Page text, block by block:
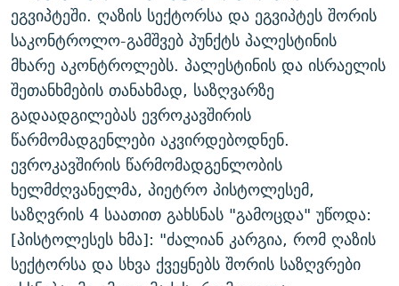
ᲨᲘᲜ - ᲣᲪᲮᲝᲔᲗᲨᲘ
ᲚᲘᲢᲔᲠᲐᲢᲣᲠᲣᲚᲘ ᲬᲐᲮᲜᲐᲒᲔᲑᲘ
ᲐᲛᲔᲠᲘᲙᲣᲚᲘ ᲛᲝᲗᲮᲠᲝᲑᲐ
ᲘᲛᲞᲔᲠᲘᲐ ᲓᲐ ᲠᲐᲓᲘᲝ
11 ᲬᲔᲚᲘ - 11 ᲐᲛᲑᲐᲕᲘ
ᲡᲐᲞᲐᲠᲚᲐᲛᲔᲜᲢᲝ ᲐᲠᲩᲔᲕᲜᲔᲑᲘᲡ ᲘᲡᲢᲝᲠᲘᲐ
ᲑᲐᲕᲨᲕᲔᲑᲘ ᲞᲠᲝᲡᲢᲘᲢᲣᲪᲘᲐᲨᲘ - ᲐᲛᲝᲣᲗᲥᲛᲔᲚᲘ ᲐᲛᲑᲐᲕᲘ
5 ᲐᲛᲑᲐᲕᲘ - 20 ᲘᲕᲜᲘᲡᲡ ᲓᲐᲨᲐᲕᲔᲑᲣᲚᲔᲑᲘ
ᲐᲒᲕᲘᲡᲢᲝᲡ ᲝᲛᲘ
ПРИВЕТ ᲙᲣᲚᲢᲣᲠᲐ
რთე/რთ-ის ყველა საიტი
ეგვიპტეში. ღაზის სექტორსა და ეგვიპტეს შორის
საკონტროლო-გამშვებ პუნქტს პალესტინის
მხარე აკონტროლებს. პალესტინის და ისრაელის
შეთანხმების თანახმად, საზღვარზე
გადაადგილებას ევროკავშირის
წარმომადგენლები აკვირდებოდნენ.
ევროკავშირის წარმომადგენლობის
ხელმძღვანელმა, პიეტრო პისტოლესემ,
საზღვრის 4 საათით გახსნას "გამოცდა" უწოდა:
[პისტოლესეს ხმა]: "ძალიან კარგია, რომ ღაზის
სექტორსა და სხვა ქვეყნებს შორის საზღვრები